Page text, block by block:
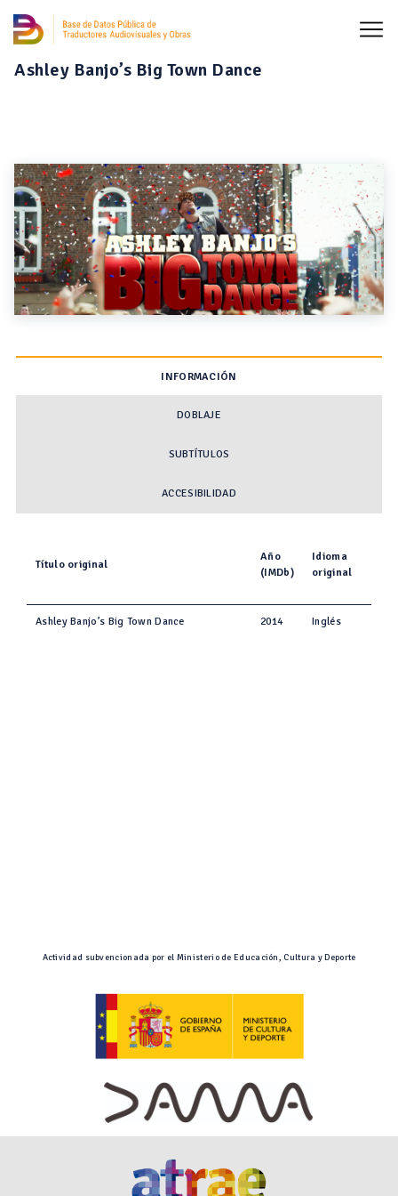
Ashley Banjo’s Big Town Dance
INFORMACIÓN
DOBLAJE
SUBTÍTULOS
ACCESIBILIDAD
Título original
Año
(IMDb)
Idioma
original
Ashley Banjo’s Big Town Dance 2014 Inglés
Actividad subvencionada por el Ministerio de Educación, Cultura y Deporte